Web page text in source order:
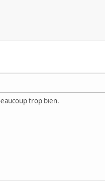
trop bien.